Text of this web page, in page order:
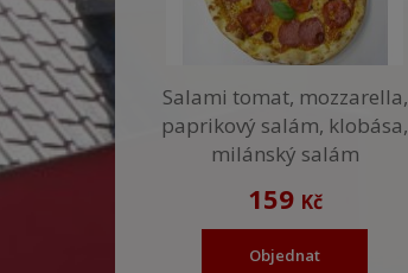
Salami tomat, mozzarella,
paprikový salám, klobása,
milánský salám
159 Kč
Objednat